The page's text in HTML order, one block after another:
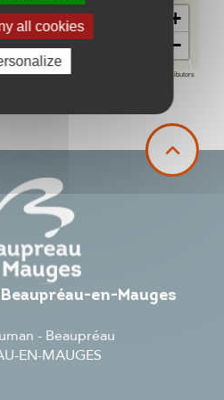
+
−
contributors
en-Mauges
- Beaupréau
EN-MAUGES
all cookies